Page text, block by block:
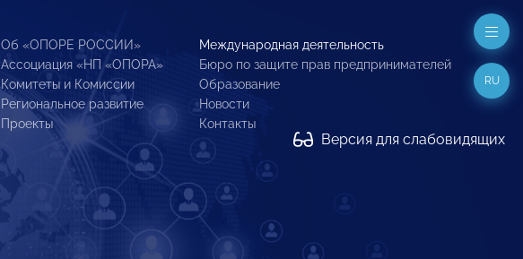
Об «ОПОРЕ РОССИИ»
Ассоциация «НП «ОПОРА»
Комитеты и Комиссии
Региональное развитие
Проекты
Международная деятельность
Бюро по защите прав предпринимателей
Образование
Новости
Контакты
Версия для слабовидящих
RU